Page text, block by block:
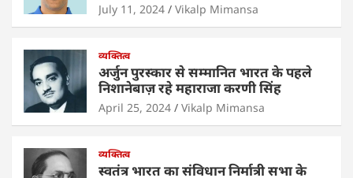
July 11, 2024 Vikalp Mimansa
व्यक्तित्व
अर्जुन पुरस्कार से सम्मानित भारत के पहले
निशानेबाज़ रहे महाराजा करणी सिंह
April 25, 2024 Vikalp Mimansa
व्यक्तित्व
स्वतंत्र भारत का संविधान निर्मात्री सभा के